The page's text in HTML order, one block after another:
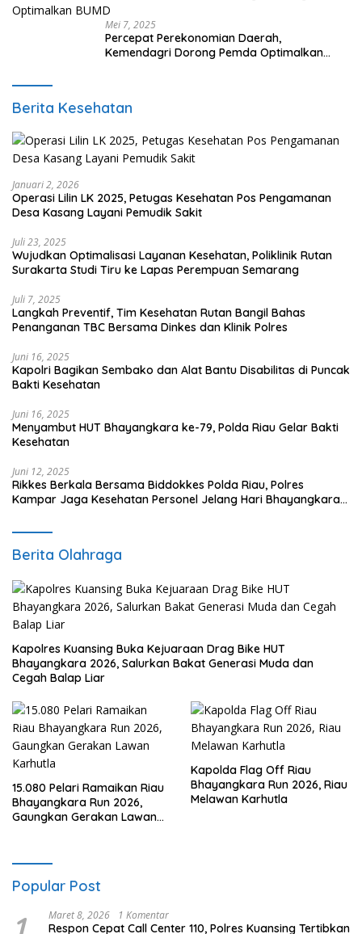
Mei 7, 2025
Percepat Perekonomian Daerah,
Kemendagri Dorong Pemda Optimalkan
Berita Kesehatan
Januari 2, 2026
Operasi Lilin LK 2025, Petugas Kesehatan Pos Pengamanan
Desa Kasang Layani Pemudik Sakit
Juli 23, 2025
Wujudkan Optimalisasi Layanan Kesehatan, Poliklinik Rutan
Surakarta Studi Tiru ke Lapas Perempuan Semarang
Juli 7, 2025
Langkah Preventif, Tim Kesehatan Rutan Bangil Bahas
Penanganan TBC Bersama Dinkes dan Klinik Polres
Juni 16, 2025
Kapolri Bagikan Sembako dan Alat Bantu Disabilitas di Puncak
Bakti Kesehatan
Juni 16, 2025
Menyambut HUT Bhayangkara ke-79, Polda Riau Gelar Bakti
Kesehatan
Juni 12, 2025
Rikkes Berkala Bersama Biddokkes Polda Riau, Polres
Kampar Jaga Kesehatan Personel Jelang Hari Bhayangkara
Berita Olahraga
Kapolres Kuansing Buka Kejuaraan Drag Bike HUT
Bhayangkara 2026, Salurkan Bakat Generasi Muda dan
Cegah Balap Liar
15.080 Pelari Ramaikan Riau
Bhayangkara Run 2026,
Gaungkan Gerakan Lawan
Kapolda Flag Off Riau
Bhayangkara Run 2026, Riau
Melawan Karhutla
Popular Post
Maret 8, 2026 1 Komentar
Respon Cepat Call Center 110, Polres Kuansing Tertibkan